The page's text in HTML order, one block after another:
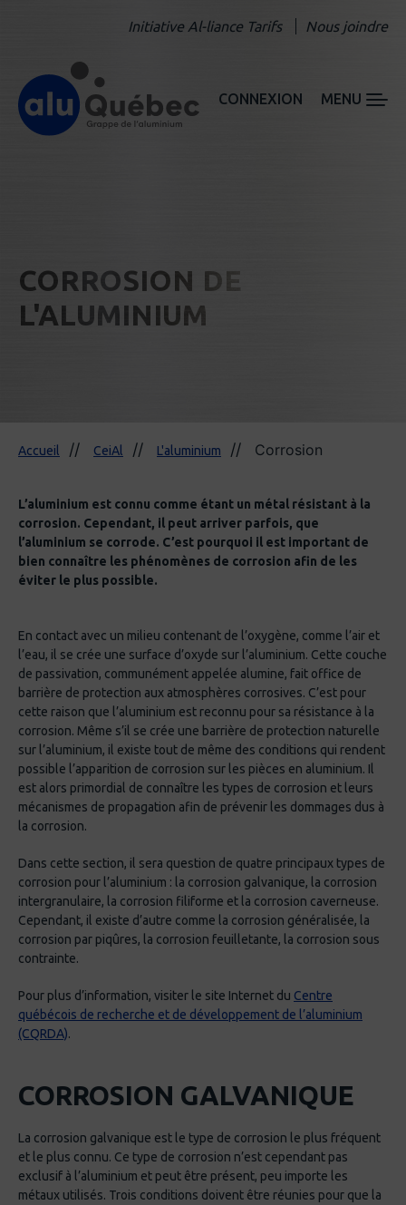
Initiative Al-liance Tarifs Nous joindre
CONNEXION MENU
CORROSION DE
L'ALUMINIUM
Accueil CeiAl L'aluminium Corrosion
L’aluminium est connu comme étant un métal résistant à la
corrosion. Cependant, il peut arriver parfois, que
l’aluminium se corrode. C’est pourquoi il est important de
bien connaître les phénomènes de corrosion afin de les
éviter le plus possible.
En contact avec un milieu contenant de l’oxygène, comme l’air et
l’eau, il se crée une surface d’oxyde sur l’aluminium. Cette couche
de passivation, communément appelée alumine, fait office de
barrière de protection aux atmosphères corrosives. C’est pour
cette raison que l’aluminium est reconnu pour sa résistance à la
corrosion. Même s’il se crée une barrière de protection naturelle
sur l’aluminium, il existe tout de même des conditions qui rendent
possible l’apparition de corrosion sur les pièces en aluminium. Il
est alors primordial de connaître les types de corrosion et leurs
mécanismes de propagation afin de prévenir les dommages dus à
la corrosion.
Dans cette section, il sera question de quatre principaux types de
corrosion pour l’aluminium : la corrosion galvanique, la corrosion
intergranulaire, la corrosion filiforme et la corrosion caverneuse.
Cependant, il existe d’autre comme la corrosion généralisée, la
corrosion par piqûres, la corrosion feuilletante, la corrosion sous
contrainte.
Pour plus d’information, visiter le site Internet du Centre
québécois de recherche et de développement de l’aluminium
(CQRDA).
CORROSION GALVANIQUE
La corrosion galvanique est le type de corrosion le plus fréquent
et le plus connu. Ce type de corrosion n’est cependant pas
exclusif à l’aluminium et peut être présent, peu importe les
métaux utilisés. Trois conditions doivent être réunies pour que la